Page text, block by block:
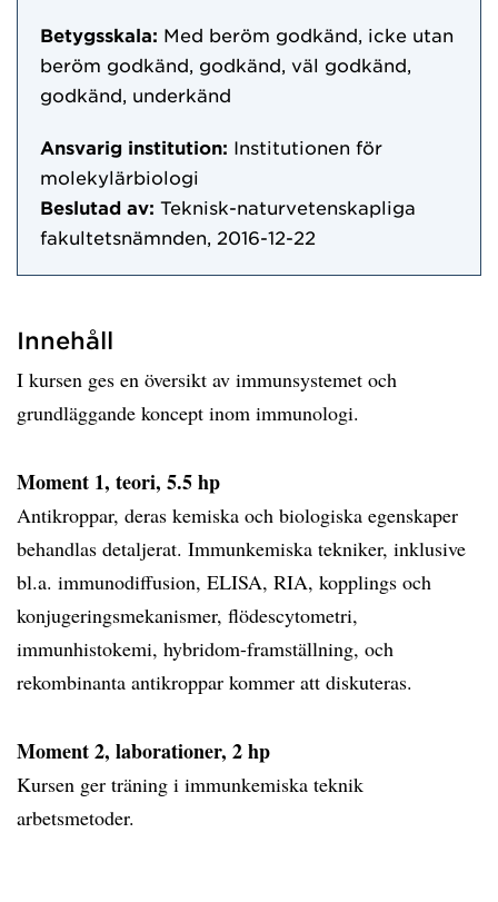
Betygsskala: Med beröm godkänd, icke utan
beröm godkänd, godkänd, väl godkänd,
godkänd, underkänd
Ansvarig institution: Institutionen för
molekylärbiologi
Beslutad av: Teknisk-naturvetenskapliga
fakultetsnämnden, 2016-12-22
Innehåll
I kursen ges en översikt av immunsystemet och
grundläggande koncept inom immunologi.
Moment 1, teori, 5.5 hp
Antikroppar, deras kemiska och biologiska egenskaper
behandlas detaljerat. Immunkemiska tekniker, inklusive
bl.a. immunodiffusion, ELISA, RIA, kopplings och
konjugeringsmekanismer, flödescytometri,
immunhistokemi, hybridom-framställning, och
rekombinanta antikroppar kommer att diskuteras.
Moment 2, laborationer, 2 hp
Kursen ger träning i immunkemiska teknik
arbetsmetoder.